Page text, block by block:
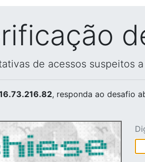
de acessos suspeitos
, responda ao desafio